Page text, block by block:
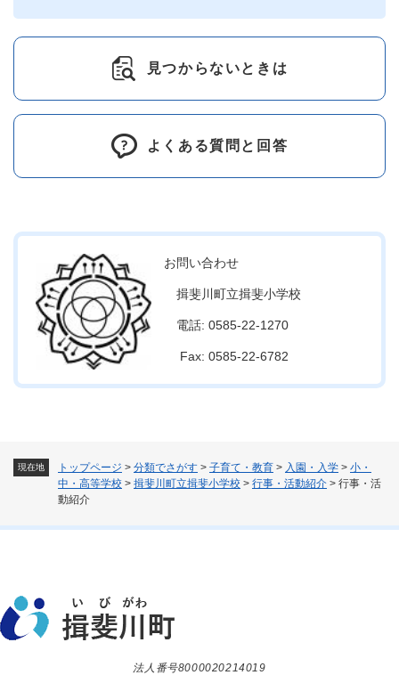
現在地 トップページ > 分類でさがす > 子育て・教育 > 入園・入学 > 小・
中・高等学校 > 揖斐川町立揖斐小学校 > 行事・活動紹介 > 行事・活
動紹介
見つからないときは
よくある質問と回答
お問い合わせ
揖斐川町立揖斐小学校
電話: 0585-22-1270
Fax: 0585-22-6782
法人番号8000020214019